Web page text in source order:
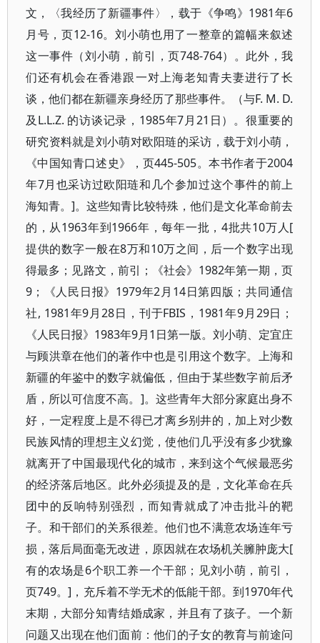
文，〈我经历了新疆事件〉，载于《争鸣》1981年6
月号，页12-16。刘小萌也用了一整章的篇幅来叙述
这一事件（刘小萌，前引，页748-764）。此外，我
们还有机会在香港跟一对上海老知青夫妻进行了长
谈，他们都在新疆亲身经历了那些事件。（与F. M. D.
及L.L.Z. 的访谈记录，1985年7月21日）。很重要的
研究资料就是刘小萌对欧阳琏的采访，载于刘小萌，
《中国知青口述史》，页445-505。本书作者于2004
年7月也采访过欧阳琏和几个参加过这个事件的前上
海知青。]。这些知青比较特殊，他们是文化革命前去
的，从1963年到1966年，每年一批，4批共10万人[
提供的数字一般在8万和10万之间，后一个数字出现
得最多；见路文，前引；《社会》1982年第一期，页
9；《人民日报》1979年2月14日第四版；共同通信
社, 1981年9月28日，刊于FBIS，1981年9月29日；
《人民日报》1983年9月1日第一版。刘小萌、定宜庄
与顾洪章在他们的著作中也是引用这个数字。上海和
新疆的年鉴中的数字就偏低，但由于某些数字前后矛
盾，所以可信度不高。]。这些青年大部分家庭出身不
好，一定程度上是不得已才离乡别井的，加上对少数
民族风情的理想主义幻觉，使他们几乎没有多少犹豫
就离开了中国最现代化的城市，来到这个气候最恶劣
的经济落后地区。此外必须提及的是，文化革命在兵
团中的反响特别强烈，而知青就成了冲击批斗的靶
子。和干部们的关系很差。他们也不满意农场连年亏
损，落后局面毫无改进，原因就在农场机关臃肿庞大[
有的农场是6个职工养一个干部；见刘小萌，前引，
页749。]，充斥着不学无术的低能干部。到1970年代
末期，大部分知青结婚成家，并且有了孩子。一个新
问题又出现在他们面前：他们的子女的教育与前途问